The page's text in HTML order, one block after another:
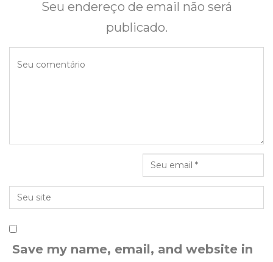
Seu endereço de email não será
publicado.
Save my name, email, and website in